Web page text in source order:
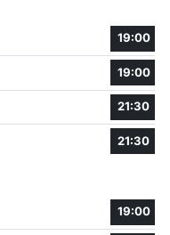
19:00
19:00
21:30
21:30
19:00